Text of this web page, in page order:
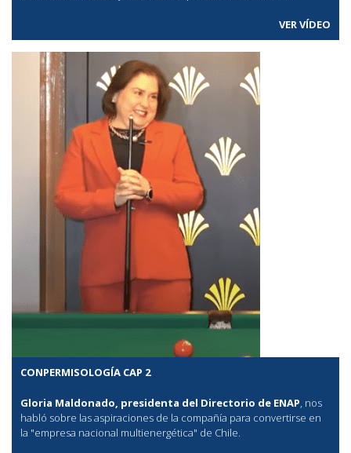
VER VÍDEO
CONPERMISOLOGÍA CAP 2
Gloria Maldonado, presidenta del Directorio de ENAP, nos
habló sobre las aspiraciones de la compañía para convertirse en
la "empresa nacional multienergética" de Chile.